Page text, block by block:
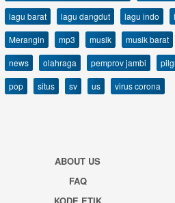
lagu barat
lagu dangdut lagu indo
Merangin
mp3 musik musik barat
news
olahraga pemprov jambi
pop
situs sv us virus corona
ABOUT US
FAQ